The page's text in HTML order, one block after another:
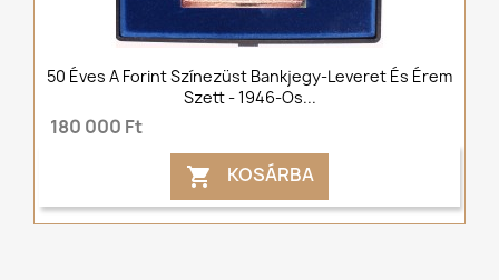
50 Éves A Forint Színezüst Bankjegy-Leveret És Érem
Szett - 1946-Os...
180 000 Ft
 KOSÁRBA